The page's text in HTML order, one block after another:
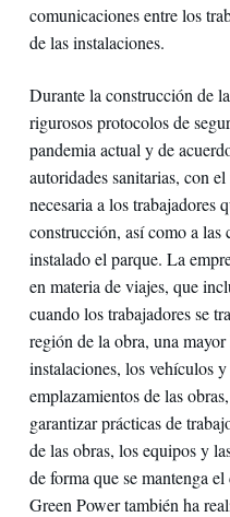
comunicaciones entre los
de las instalaciones.
Durante la construcción de
rigurosos protocolos de
pandemia actual y de
autoridades sanitarias, con
necesaria a los trabajadores
construcción, así como a las
instalado el parque. La
en materia de viajes, que
cuando los trabajadores se
región de la obra, una
instalaciones, los vehículos
emplazamientos de las
garantizar prácticas de
de las obras, los equipos y
de forma que se mantenga
Green Power también ha